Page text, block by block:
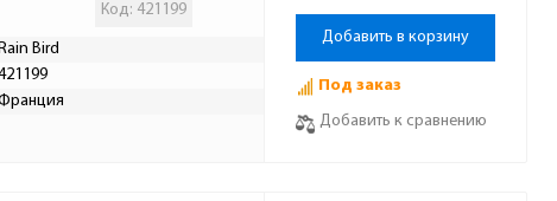
Код: 421199
Bird
Добавить в корзину
Под заказ
Добавить к сравнению